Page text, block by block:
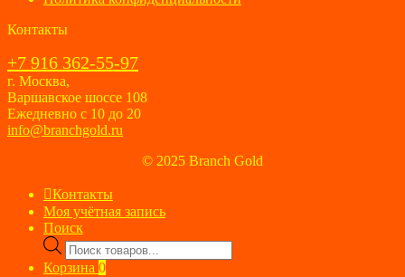
Контакты
+7 916 362-55-97
г. Москва,
Варшавское шоссе 108
Ежедневно с 10 до 20
info@branchgold.ru
© 2025 Branch Gold
Контакты
Моя учётная запись
Поиск
Поиск
товаров
Корзина 0